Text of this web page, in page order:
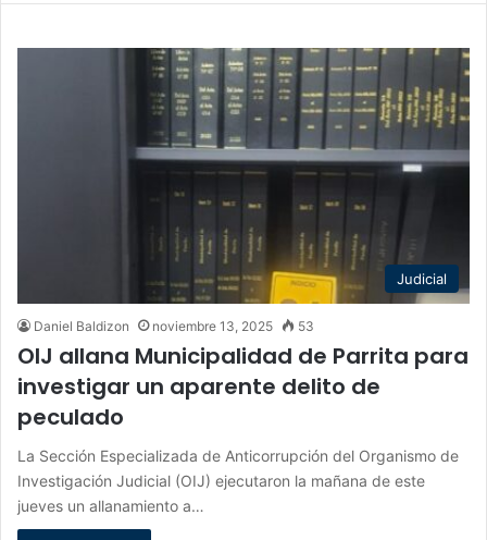
Judicial
Daniel Baldizon noviembre 13, 2025 53
OIJ allana Municipalidad de Parrita para
investigar un aparente delito de
peculado
La Sección Especializada de Anticorrupción del Organismo de
Investigación Judicial (OIJ) ejecutaron la mañana de este
jueves un allanamiento a…